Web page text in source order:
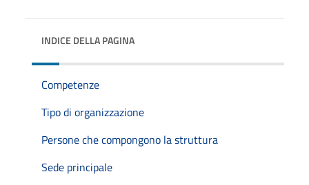
INDICE DELLA PAGINA
Competenze
Tipo di organizzazione
Persone che compongono la struttura
Sede principale